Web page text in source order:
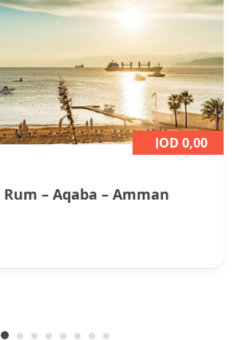
– Aqaba – Amman
JOD 0,00